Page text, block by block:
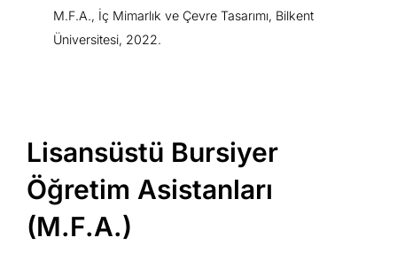
M.F.A., İç Mimarlık ve Çevre Tasarımı, Bilkent
Üniversitesi, 2022.
Lisansüstü Bursiyer
Öğretim Asistanları
(M.F.A.)